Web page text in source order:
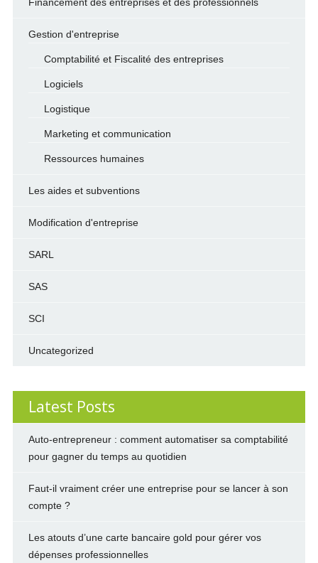
Gestion d'entreprise
Comptabilité et Fiscalité des entreprises
Logiciels
Logistique
Marketing et communication
Ressources humaines
Les aides et subventions
Modification d'entreprise
SARL
SAS
SCI
Uncategorized
Latest Posts
Auto-entrepreneur : comment automatiser sa comptabilité
pour gagner du temps au quotidien
Faut-il vraiment créer une entreprise pour se lancer à son
compte ?
Les atouts d’une carte bancaire gold pour gérer vos
dépenses professionnelles